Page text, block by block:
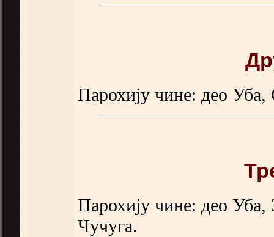
Парохију чине: део
Парохију чине: део Уба,
Чучуга.